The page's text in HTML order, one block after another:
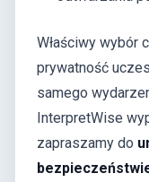
Właściwy wybór
prywatność
samego
InterpretWise
zapraszamy do